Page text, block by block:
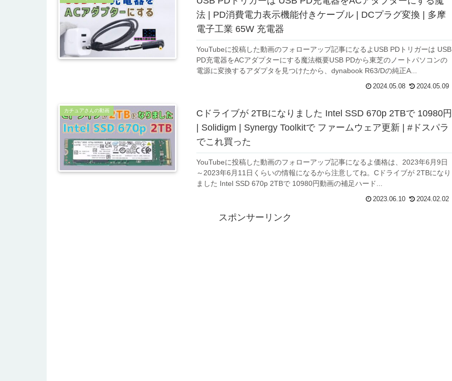
法 | PD消費電力表示機能付きケーブル | DCプラグ変換 | 多摩
電子工業 65W 充電器
YouTubeに投稿した動画のフォローアップ記事になるよUSB PDトリガーは USB
PD充電器をACアダプターにする魔法概要USB PDから東芝のノートパソコンの
電源に変換するアダプタを見つけたから、dynabook R63/Dの純正A...
2024.05.08 2024.05.09
カチュアさんの動画
Cドライブが 2TBになりました Intel SSD 670p 2TBで 10980円
| Solidigm | Synergy Toolkitで ファームウェア更新 | #ドスパラ
でこれ買った
YouTubeに投稿した動画のフォローアップ記事になるよ価格は、2023年6月9日
～2023年6月11日くらいの情報になるから注意してね。Cドライブが 2TBになり
ました Intel SSD 670p 2TBで 10980円動画の補足ハード...
2023.06.10 2024.02.02
スポンサーリンク